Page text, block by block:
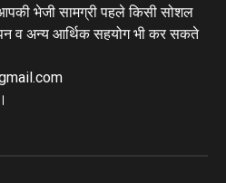
भेजी सामग्री पहले किसी सोशल
व अन्य आर्थिक सहयोग भी कर सकते